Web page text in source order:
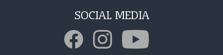
SOCIAL MEDIA